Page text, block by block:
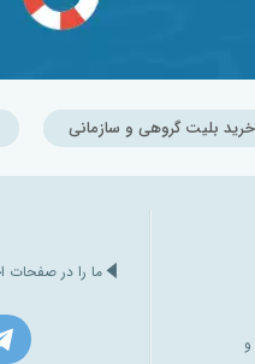
خرید بلیت گروهی و سازمانی
ما را در صفحات